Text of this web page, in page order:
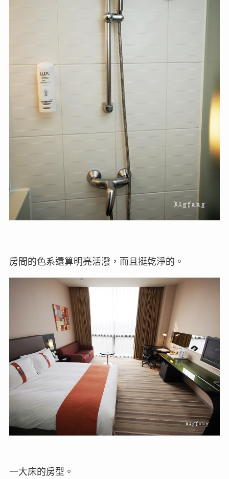
房間的色系還算明亮活潑，而且挺乾淨的。
一大床的房型。